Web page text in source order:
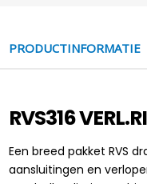
PRODUCTINFORMATIE
RVS316
Een breed pakket RVS
aansluitingen en